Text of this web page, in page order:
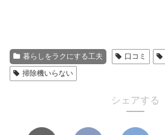
暮らしをラクにする工夫 口コミ
掃除機いらない
シェアする